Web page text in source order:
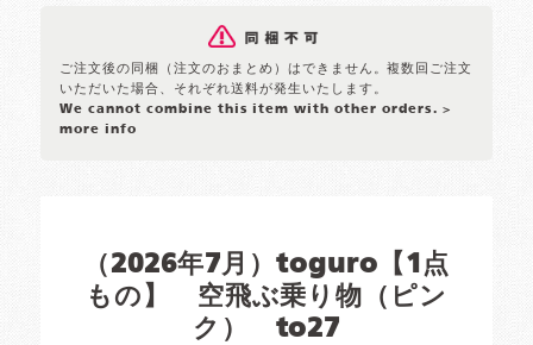
ご注文後の同梱（注文のおまとめ）はできません。複数回ご注文
いただいた場合、それぞれ送料が発生いたします。
We cannot combine this item with other orders. >
more info
（2026年7月）toguro【1点
もの】 空飛ぶ乗り物（ピン
ク） to27